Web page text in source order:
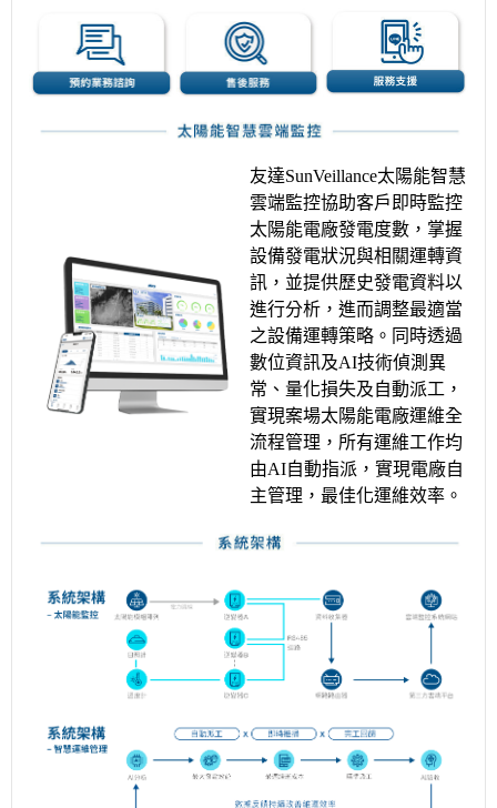
友達SunVeillance太陽能智慧
雲端監控協助客戶即時監控
太陽能電廠發電度數，掌握
設備發電狀況與相關運轉資
訊，並提供歷史發電資料以
進行分析，進而調整最適當
之設備運轉策略。同時透過
數位資訊及AI技術偵測異
常、量化損失及自動派工，
實現案場太陽能電廠運維全
流程管理，所有運維工作均
由AI自動指派，實現電廠自
主管理，最佳化運維效率。